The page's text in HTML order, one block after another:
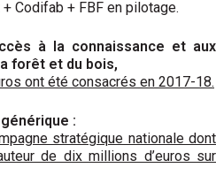
Codifab + FBF en pilotage.
à la connaissance et aux
forêt et du bois,
ont été consacrés en 2017-18.
:
stratégique nationale dont
de dix millions d’euros sur